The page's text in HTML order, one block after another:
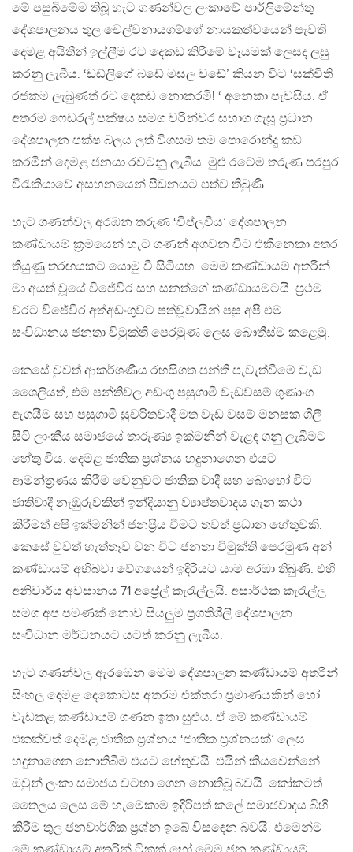
මේ පසුබිමේම තිබූ හැට ගණන්වල ලංකාවේ පාර්ලිමේන්තු
දේශපාලනය තුල චෙල්වනායගම්ගේ නායකත්වයෙන් පැවති
දෙමළ අයිතීන් ඉල්ලීම රට දෙකඩ කිරීමේ වෑයමක් ලෙසද ලඝු
කරනු ලැබීය. ‘ඩඩ්ලිගේ බඩේ මසල වඩේ’ කියන විට ‘සක්විති
රජකම ලැබුණත් රට දෙකඩ නොකරමි! ‘ අනෙකා පැවසීය. ඒ
අතරම ෆෙඩරල් පක්ෂය සමග වරින්වර සභාග ගැසූ ප්‍රධාන
දේශපාලන පක්ෂ බලය ලත් විගසම තම පොරොන්දු කඩ
කරමින් දෙමළ ජනයා රවටනු ලැබීය. මුළු රටේම තරුණ පරපුර
විරැකියාවේ අසහනයෙන් පීඩනයට පත්ව තිබුණි.
හැට ගණන්වල අරඹන තරුණ ‘විප්ලවීය’ දේශපාලන
කණ්ඩායම් ක්‍රමයෙන් හැට ගණන් අගවන විට එකිනෙකා අතර
තියුණු තරඟයකට යොමු වී සිටියහ. මෙම කණ්ඩායම් අතරින්
මා අයත් වූයේ විජේවීර සහ සනත්ගේ කණ්ඩායමටයි. ප්‍රථම
වරට විජේවීර අත්අඩංගුවට පත්වූවායින් පසු අපි එම
සංවිධානය ජනතා විමුක්ති පෙරමුණ ලෙස බෞතීස්ම කළෙමු.
කෙසේ වුවත් ආකර්ශණීය රහසිගත පන්ති පැවැත්වීමේ වැඩ
ශෛලියත්, එම පන්තිවල අඩංගු පසුගාමී වැඩවසම් ගුණාංග
ඇගයීම සහ පසුගාමී සුචරිතවාදී මත වැඩ වසම් මනසක ගිලී
සිටි ලාංකීය සමාජයේ තාරුණ්‍ය ඉක්මනින් වැළඳ ගනු ලැබීමට
හේතු විය. දෙමළ ජාතික ප්‍රශ්නය හදුනාගෙන එයට
ආමන්ත්‍රණය කිරීම වෙනුවට ජාතික වාදී සහ බොහෝ විට
ජාතිවාදී නැඹුරුවකින් ඉන්දියානු ව්‍යාප්තවාදය ගැන කථා
කිරීමත් අපි ඉක්මනින් ජනප්‍රිය වීමට තවත් ප්‍රධාන හේතුවකි.
කෙසේ වුවත් හැත්තෑව වන විට ජනතා විමුක්ති පෙරමුණ අන්
කණ්ඩායම් අභිබවා වේගයෙන් ඉදිරියට යාම අරඹා තිබුණි. එහි
අනිවාර්ය අවසානය 71 අප්‍රේල් කැරැල්ලයි. අසාර්ථක කැරැල්ල
සමග අප පමණක් නොව සියලුම ප්‍රගතිශීලී දේශපාලන
සංවිධාන මර්ධනයට යටත් කරනු ලැබීය.
හැට ගණන්වල ඇරඹෙන මෙම දේශපාලන කණ්ඩායම් අතරින්
සිංහල දෙමළ දෙකොටස අතරම එක්තරා ප්‍රමාණයකින් හෝ
වැඩකළ කණ්ඩායම් ගණන ඉතා සුළුය. ඒ මේ කණ්ඩායම්
එකක්වත් දෙමළ ජාතික ප්‍රශ්නය ‘ජාතික ප්‍රශ්නයක්’ ලෙස
හදුනාගෙන නොතිබීම එයට හේතුවයි. එයින් කියවෙන්නේ
ඔවුන් ලංකා සමාජය වටහා ගෙන නොතිබූ බවයි. කෝකටත්
තෛලය ලෙස මේ හැමෙකාම ඉදිරිපත් කලේ සමාජවාදය බිහි
කිරීම තුල ජනවාර්ගික ප්‍රශ්න ඉබේ විසඳෙන බවයි. එමෙන්ම